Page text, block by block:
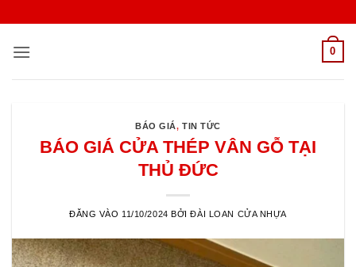
nội
0
BÁO GIÁ,TIN TỨC
BÁO GIÁ CỬA THÉP VÂN GỖ TẠI
THỦ ĐỨC
ĐĂNG VÀO 11/10/2024 BỞIĐÀI LOAN CỬA NHỰA